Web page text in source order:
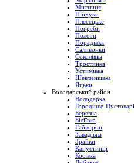
Митниця
Пінчуки
Плесецьке
Погреби
Пологи
Порадівка
Саливонки
Соколівка
Тростинка
Устимівка
Шевченківка
Яцьки
Володарський район
Володарка
Городище-
Березна
Біліївка
Гайворон
Завадівка
Зрайки
Капустинці
Косівка